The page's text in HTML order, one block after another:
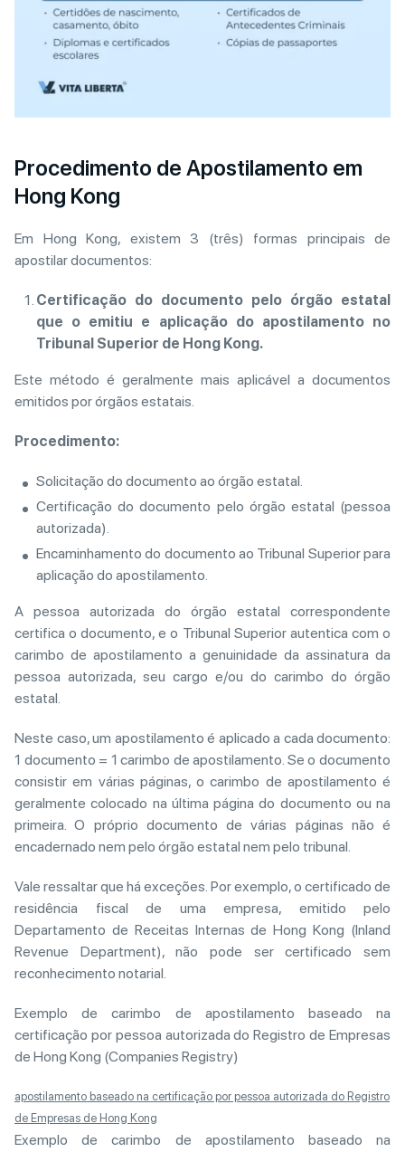
Procedimento de Apostilamento em
Hong Kong
Em Hong Kong, existem 3 (três) formas principais de
apostilar documentos:
Certificação do documento pelo órgão estatal
que o emitiu e aplicação do apostilamento no
Tribunal Superior de Hong Kong.
Este método é geralmente mais aplicável a documentos
emitidos por órgãos estatais.
Procedimento:
Solicitação do documento ao órgão estatal.
Certificação do documento pelo órgão estatal (pessoa
autorizada).
Encaminhamento do documento ao Tribunal Superior para
aplicação do apostilamento.
A pessoa autorizada do órgão estatal correspondente
certifica o documento, e o Tribunal Superior autentica com o
carimbo de apostilamento a genuinidade da assinatura da
pessoa autorizada, seu cargo e/ou do carimbo do órgão
estatal.
Neste caso, um apostilamento é aplicado a cada documento:
1 documento = 1 carimbo de apostilamento. Se o documento
consistir em várias páginas, o carimbo de apostilamento é
geralmente colocado na última página do documento ou na
primeira. O próprio documento de várias páginas não é
encadernado nem pelo órgão estatal nem pelo tribunal.
Vale ressaltar que há exceções. Por exemplo, o certificado de
residência fiscal de uma empresa, emitido pelo
Departamento de Receitas Internas de Hong Kong (Inland
Revenue Department), não pode ser certificado sem
reconhecimento notarial.
Exemplo de carimbo de apostilamento baseado na
certificação por pessoa autorizada do Registro de Empresas
de Hong Kong (Companies Registry)
apostilamento baseado na certificação por pessoa autorizada do Registro
de Empresas de Hong Kong
Exemplo de carimbo de apostilamento baseado na